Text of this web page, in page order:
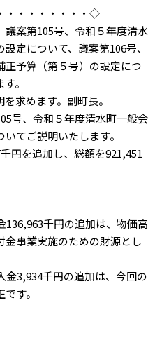
・・・・・・・・◇
案第105号、令和５年度清水
定について、議案第106号、
予算（第５号）の設定につ
。
求めます。副町長。
号、令和５年度清水町一般会
てご説明いたします。
千円を追加し、総額を921,451
136,963千円の追加は、物価高
事業実施のための財源とし
金3,934千円の追加は、今回の
す。